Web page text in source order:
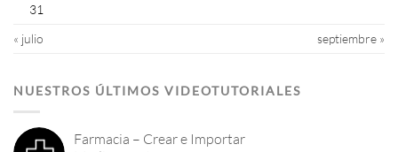
31
« julio
septiembre »
NUESTROS ÚLTIMOS VIDEOTUTORIALES
Farmacia – Crear e Importar